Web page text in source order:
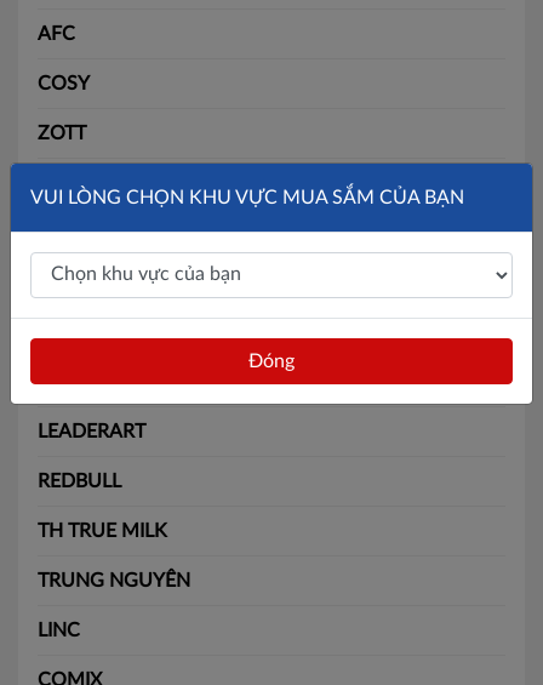
AFC
COSY
ZOTT
SLIDE
SOLITE
BÃI BẰNG
BATOS
LEADERART
REDBULL
TH TRUE MILK
TRUNG NGUYÊN
LINC
COMIX
VUI LÒNG CHỌN KHU VỰC MUA SẮM CỦA BẠN
Đóng